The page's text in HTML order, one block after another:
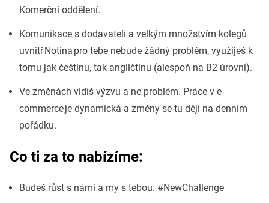
Komerční oddělení.
Komunikace s dodavateli a velkým množstvím kolegů
uvnitř Notina pro tebe nebude žádný problém, využiješ k
tomu jak češtinu, tak angličtinu (alespoň na B2 úrovni).
Ve změnách vidíš výzvu a ne problém. Práce v e-
commerce je dynamická a změny se tu dějí na denním
pořádku.
Co ti za to nabízíme:
Budeš růst s námi a my s tebou. #NewChallenge